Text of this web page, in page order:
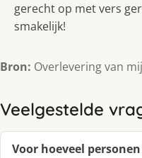
gerecht op met vers
smakelijk!
Bron: Overlevering van
Veelgestelde
Voor hoeveel